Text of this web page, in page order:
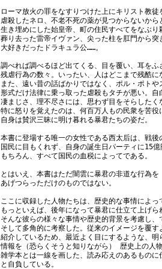
ローマ放火の罪をなすりつけた上にキリスト教徒
虐殺したネロ、不老不死の薬が見つからないから
生き埋めにした始皇帝、町の住民すべてをなぶり
葬り去った雷帝イヴァン、尖った柱を肛門から
大好きだったドラキュラ公……。
調べれば調べるほど出てくる、目を覆い、耳をふ
残虐行為の数々。いったい、人はどこまで残酷に
また、遠い昔の話ばかりではなく、ポル・ポトや
形式だけ法律に乗っ取った虐殺もタチが悪い。自
凄まじさ、理不尽さには、思わず目をそらしたく
特に怒りを覚えたのは、何百万人もの民衆を苦役
自身は賛沢三昧に明け暮れる暴君たちの姿だ。
本書に登場する唯一の女性である西太后は、戦後
国民に目もくれず、自身の誕生日パーティに15億
もちろん、すべて国民の血税によってである。
とはいえ、本書はただ闇雲に暴君の非道な行為を
あげつらっただけのものではない。
ここに収録した人物たちは、歴史的な事情によっ
もっといえば、後年になって暴君に仕立て上げら
そんな彼らの様々な事情や歴史的背景を考慮し、
そして多角的に考察した。従来のイメージを覆す
紹介しているため、最近よく目にするような、明
情報を（恐らくそうと知りながら） 歴史上の人
雑学本とは一線を画した、読み応えのあるものに
と自負している。